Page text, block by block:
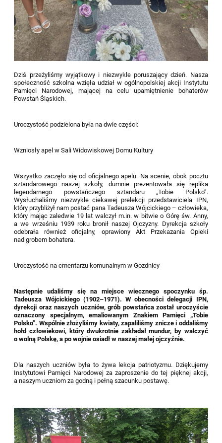
Dziś przeżyliśmy wyjątkowy i niezwykle poruszający dzień. Nasza
społeczność szkolna wzięła udział w ogólnopolskiej akcji Instytutu
Pamięci Narodowej, mającej na celu upamiętnienie bohaterów
Powstań Śląskich.
Uroczystość podzielona była na dwie części:
Wzniosły apel w Sali Widowiskowej Domu Kultury
Wszystko zaczęło się od oficjalnego apelu. Na scenie, obok pocztu
sztandarowego naszej szkoły, dumnie prezentowała się replika
legendarnego powstańczego sztandaru „Tobie Polsko”.
Wysłuchaliśmy niezwykle ciekawej prelekcji przedstawiciela IPN,
który przybliżył nam postać pana Tadeusza Wójcickiego – człowieka,
który mając zaledwie 19 lat walczył m.in. w bitwie o Górę św. Anny,
a we wrześniu 1939 roku bronił naszej Ojczyzny. Dyrekcja szkoły
odebrała również oficjalny, oprawiony Akt Przekazania Opieki
nad grobem bohatera.
Uroczystość na cmentarzu komunalnym w Gozdnicy
Następnie udaliśmy się na miejsce wiecznego spoczynku śp.
Tadeusza Wójcickiego (1902–1971). W obecności delegacji IPN,
dyrekcji oraz naszych uczniów, grób powstańca został uroczyście
oznaczony specjalnym, emaliowanym Znakiem Pamięci „Tobie
Polsko”. Wspólnie złożyliśmy kwiaty, zapaliliśmy znicze i oddaliśmy
hołd człowiekowi, który dwukrotnie zakładał mundur, by walczyć
o wolną Polskę, a po wojnie osiadł w naszej małej ojczyźnie.
Dla naszych uczniów była to żywa lekcja patriotyzmu. Dziękujemy
Instytutowi Pamięci Narodowej za zaproszenie do tej pięknej akcji,
a naszym uczniom za godną i pełną szacunku postawę.